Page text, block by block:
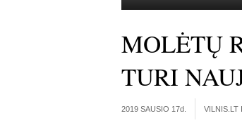
MOLĖTŲ
TURI
2019 SAUSIO 17d. VILNIS.LT